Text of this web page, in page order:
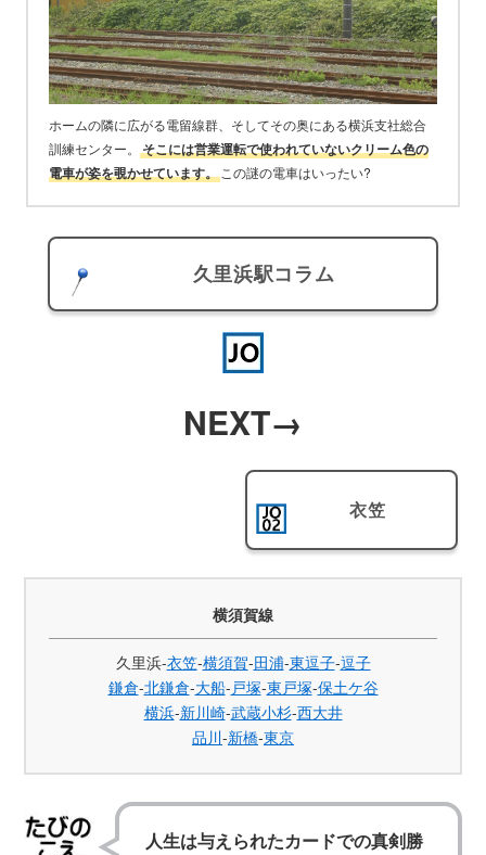
ホームの隣に広がる電留線群、そしてその奥にある横浜支社総合
訓練センター。
そこには営業運転で使われていないクリーム色の
電車が姿を覗かせています。 この謎の電車はいったい?
久里浜駅コラム
NEXT→
衣笠
横須賀線
久里浜-衣笠-横須賀-田浦-東逗子-逗子
鎌倉-北鎌倉-大船- 戸塚-東戸塚-保土ケ谷
横浜-新川崎-武蔵小杉-西大井
品川-新橋-東京
人生は与えられたカードでの真剣勝